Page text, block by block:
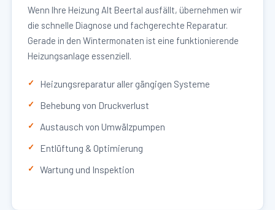
Wenn Ihre Heizung Alt Beertal ausfällt, übernehmen wir
die schnelle Diagnose und fachgerechte Reparatur.
Gerade in den Wintermonaten ist eine funktionierende
Heizungsanlage essenziell.
Heizungsreparatur aller gängigen Systeme
Behebung von Druckverlust
Austausch von Umwälzpumpen
Entlüftung & Optimierung
Wartung und Inspektion